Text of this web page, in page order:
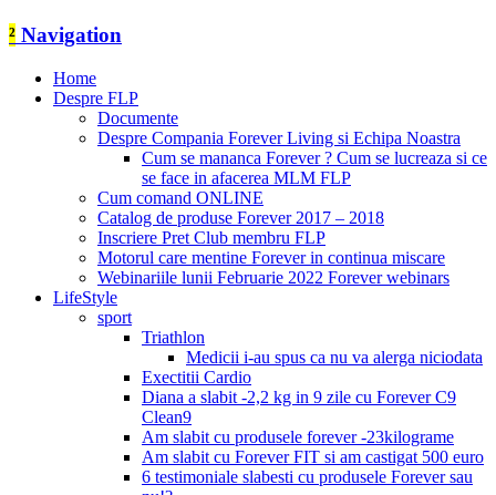
² Navigation
Home
Despre FLP
Documente
Despre Compania Forever Living si Echipa Noastra
Cum se mananca Forever ? Cum se lucreaza si ce
se face in afacerea MLM FLP
Cum comand ONLINE
Catalog de produse Forever 2017 – 2018
Inscriere Pret Club membru FLP
Motorul care mentine Forever in continua miscare
Webinariile lunii Februarie 2022 Forever webinars
LifeStyle
sport
Triathlon
Medicii i-au spus ca nu va alerga niciodata
Exectitii Cardio
Diana a slabit -2,2 kg in 9 zile cu Forever C9
Clean9
Am slabit cu produsele forever -23kilograme
Am slabit cu Forever FIT si am castigat 500 euro
6 testimoniale slabesti cu produsele Forever sau